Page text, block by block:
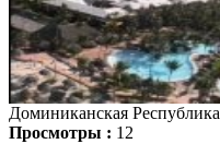
Доминиканская Республика
Просмотры : 12